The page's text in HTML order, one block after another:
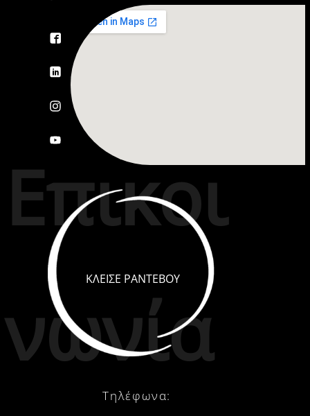
ΚΛΕΙΣΕ ΡΑΝΤΕΒΟΥ
Τηλέφωνα:
Επικοι
νωνία